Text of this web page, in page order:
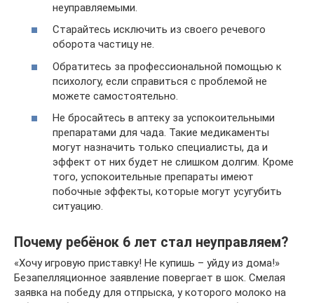
неуправляемыми.
Старайтесь исключить из своего речевого
оборота частицу не.
Обратитесь за профессиональной помощью к
психологу, если справиться с проблемой не
можете самостоятельно.
Не бросайтесь в аптеку за успокоительными
препаратами для чада. Такие медикаменты
могут назначить только специалисты, да и
эффект от них будет не слишком долгим. Кроме
того, успокоительные препараты имеют
побочные эффекты, которые могут усугубить
ситуацию.
Почему ребёнок 6 лет стал неуправляем?
«Хочу игровую приставку! Не купишь – уйду из дома!»
Безапелляционное заявление повергает в шок. Смелая
заявка на победу для отпрыска, у которого молоко на